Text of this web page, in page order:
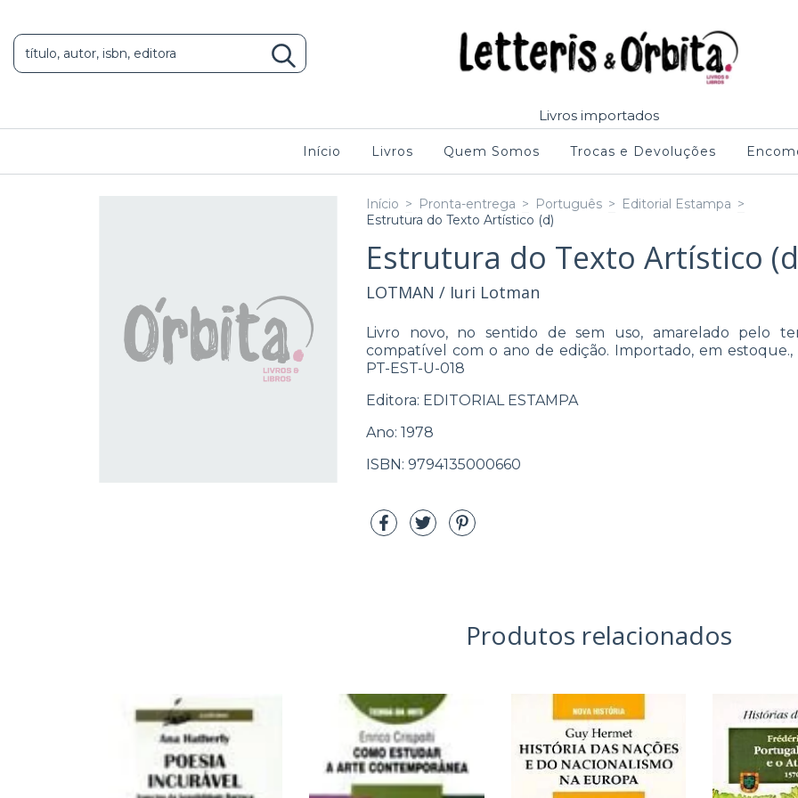
Livros importados
Início Livros Quem Somos Trocas e Devoluções
Início > Pronta-entrega > Português > Editorial Estampa >
Estrutura do Texto Artístico (d)
Estrutura do Texto Artístico
LOTMAN / Iuri Lotman
Livro novo, no sentido de sem uso, amarelado pelo
compatível com o ano de edição. Importado, em estoque.,
PT-EST-U-018
Editora: EDITORIAL ESTAMPA
Ano: 1978
ISBN: 9794135000660
Produtos relacionados